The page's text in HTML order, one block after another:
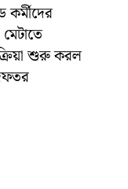
কর্মীদের
শুরু করল